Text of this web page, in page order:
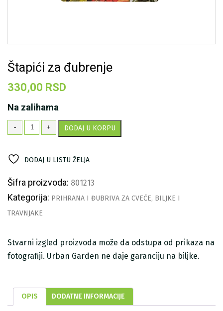
Štapići za đubrenje
330,00 RSD
Na zalihama
-
Štapići
za
+ DODAJ U KORPU
DODAJ U LISTU ŽELJA
Šifra proizvoda: 801213
Kategorija: PRIHRANA I ĐUBRIVA ZA CVEĆE, BILJKE I
TRAVNJAKE
Stvarni izgled proizvoda može da odstupa od prikaza na
fotografiji. Urban Garden ne daje garanciju na biljke.
OPIS DODATNE INFORMACIJE